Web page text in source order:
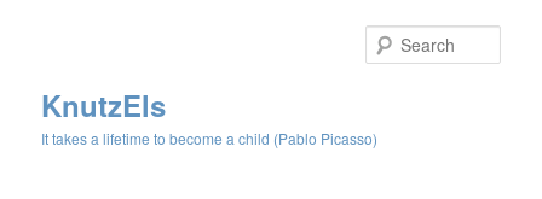
KnutzEls
It takes a lifetime to become a child (Pablo Picasso)